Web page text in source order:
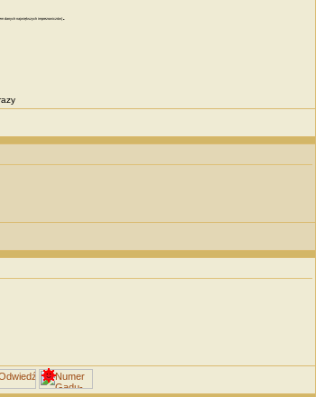
danych największych imprezowiczów).